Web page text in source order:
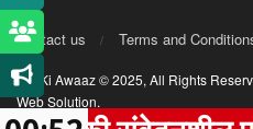
Contact us Terms and
MP Ki Awaaz © 2025, All Rights
Web Solution.